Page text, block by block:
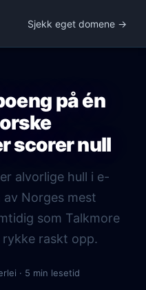
Sjekk eget domene →
på én
scorer null
alvorlige hull i e-
Norges mest
som Talkmore
raskt opp.
· 5 min lesetid